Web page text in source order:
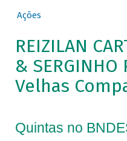
Ações
REIZILAN
& SERGINHO
Velhas
Quintas no